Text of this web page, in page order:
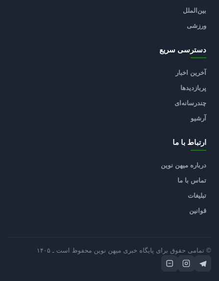
بین‌الملل
ورزشی
دسترسی سریع
آخرین اخبار
پربازدیدها
چندرسانه‌ای
آرشیو
ارتباط با ما
درباره میهن نوین
تماس با ما
تبلیغات
قوانین
© تمامی حقوق برای پایگاه خبری میهن نوین محفوظ است ـ ۱۴۰۵